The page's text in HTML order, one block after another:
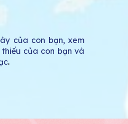
của con bạn, xem
của con bạn và
.